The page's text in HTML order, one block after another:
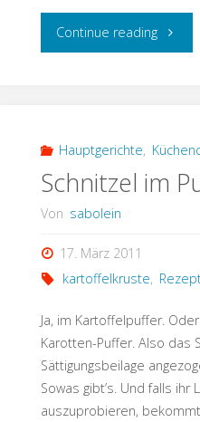
Continue reading"der
Hauptgerichte,
Schnitzel im
Von sabolein
17. März 2011
kartoffelkruste,
Ja, im Kartoffelpuffer.
Karotten-Puffer. Also das
Sättigungsbeilage
Sowas gibt’s. Und falls ihr
auszuprobieren,